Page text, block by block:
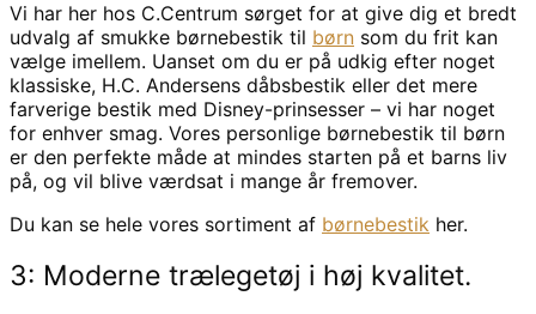
Vi har her hos C.Centrum sørget for at give dig et bredt
udvalg af smukke børnebestik til børn som du frit kan
vælge imellem. Uanset om du er på udkig efter noget
klassiske, H.C. Andersens dåbsbestik eller det mere
farverige bestik med Disney-prinsesser – vi har noget
for enhver smag. Vores personlige børnebestik til børn
er den perfekte måde at mindes starten på et barns liv
på, og vil blive værdsat i mange år fremover.
Du kan se hele vores sortiment af børnebestik her.
3: Moderne trælegetøj i høj kvalitet.